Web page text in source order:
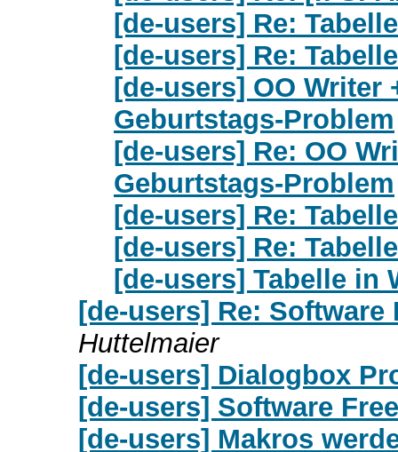
[de-users] Re:
[de-users] Re:
[de-users] OO
Geburtstags-Problem
[de-users] Re: OO
Geburtstags-Problem
[de-users] Re:
[de-users] Re:
[de-users] Tabelle in
[de-users] Re: Software
Huttelmaier
[de-users] Dialogbox
[de-users] Software
[de-users] Makros